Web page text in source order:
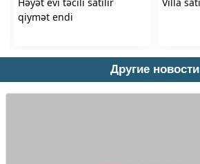
Другие новости